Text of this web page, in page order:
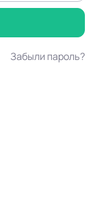
Забыли пароль?